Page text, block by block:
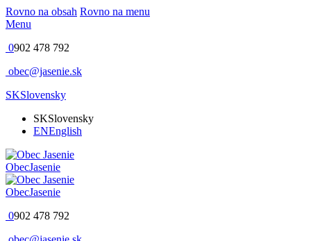
Rovno na obsah Rovno na menu
Menu
0902 478 792
obec@jasenie.sk
SKSlovensky
SKSlovensky
ENEnglish
ObecJasenie
ObecJasenie
0902 478 792